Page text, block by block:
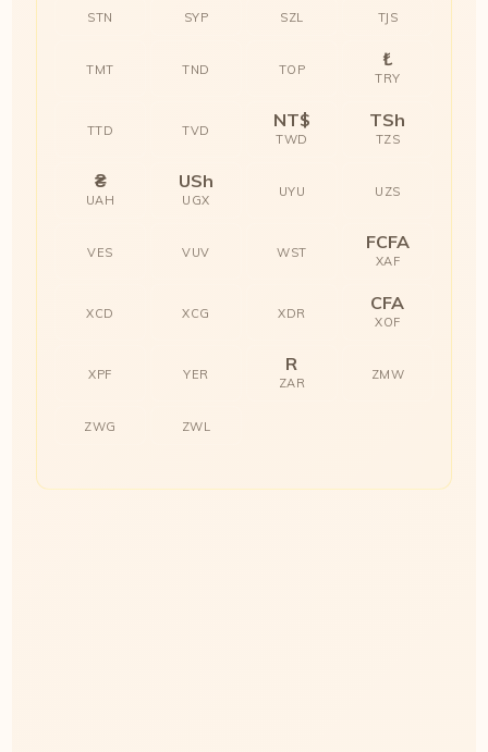
STN SYP SZL TJS
TMT TND TOP ₺
TRY
TTD TVD NT$
TWD
TSh
TZS
₴
UAH
USh
UGX
UYU UZS
VES VUV WST FCFA
XAF
XCD XCG XDR CFA
XOF
XPF YER R
ZAR
ZMW
ZWG ZWL